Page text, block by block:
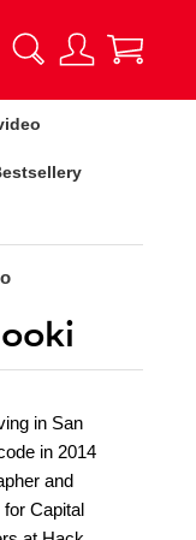
in San
in 2014
and
Capital